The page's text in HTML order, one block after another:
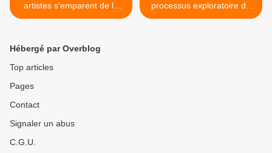
artistes s'emparent de la
question de la souffrance et
processus exploratoire de
l’acteur >
Hébergé par Overblog
Top articles
Pages
Contact
Signaler un abus
C.G.U.